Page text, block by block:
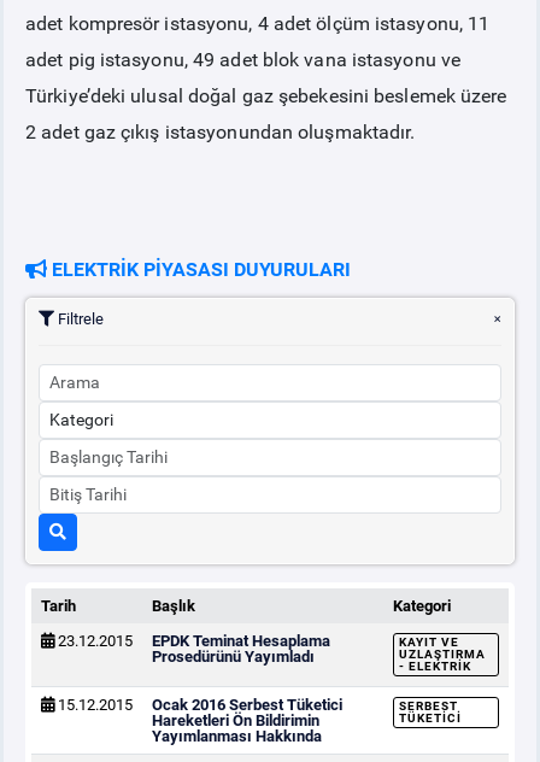
adet kompresör istasyonu, 4 adet ölçüm istasyonu, 11
adet pig istasyonu, 49 adet blok vana istasyonu ve
Türkiye’deki ulusal doğal gaz şebekesini beslemek üzere
2 adet gaz çıkış istasyonundan oluşmaktadır.
ELEKTRİK PİYASASI DUYURULARI
Filtrele
Tarih Başlık
Kategori
23.12.2015
EPDK Teminat Hesaplama
Prosedürünü Yayımladı
KAYIT VE
UZLAŞTIRMA
- ELEKTRIK
15.12.2015
Ocak 2016 Serbest Tüketici
Hareketleri Ön Bildirimin
Yayımlanması Hakkında
SERBEST
TÜKETICI